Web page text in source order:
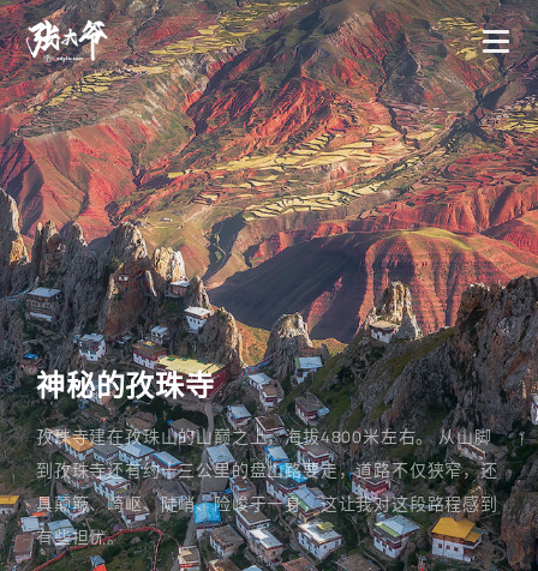
神秘的孜珠寺
孜珠寺建在孜珠山的山巅之上，海拔4800米左右。 从山脚
到孜珠寺还有约十三公里的盘山路要走，道路不仅狭窄，还
具颠簸、崎岖、陡峭、险峻于一身，这让我对这段路程感到
有些担忧。